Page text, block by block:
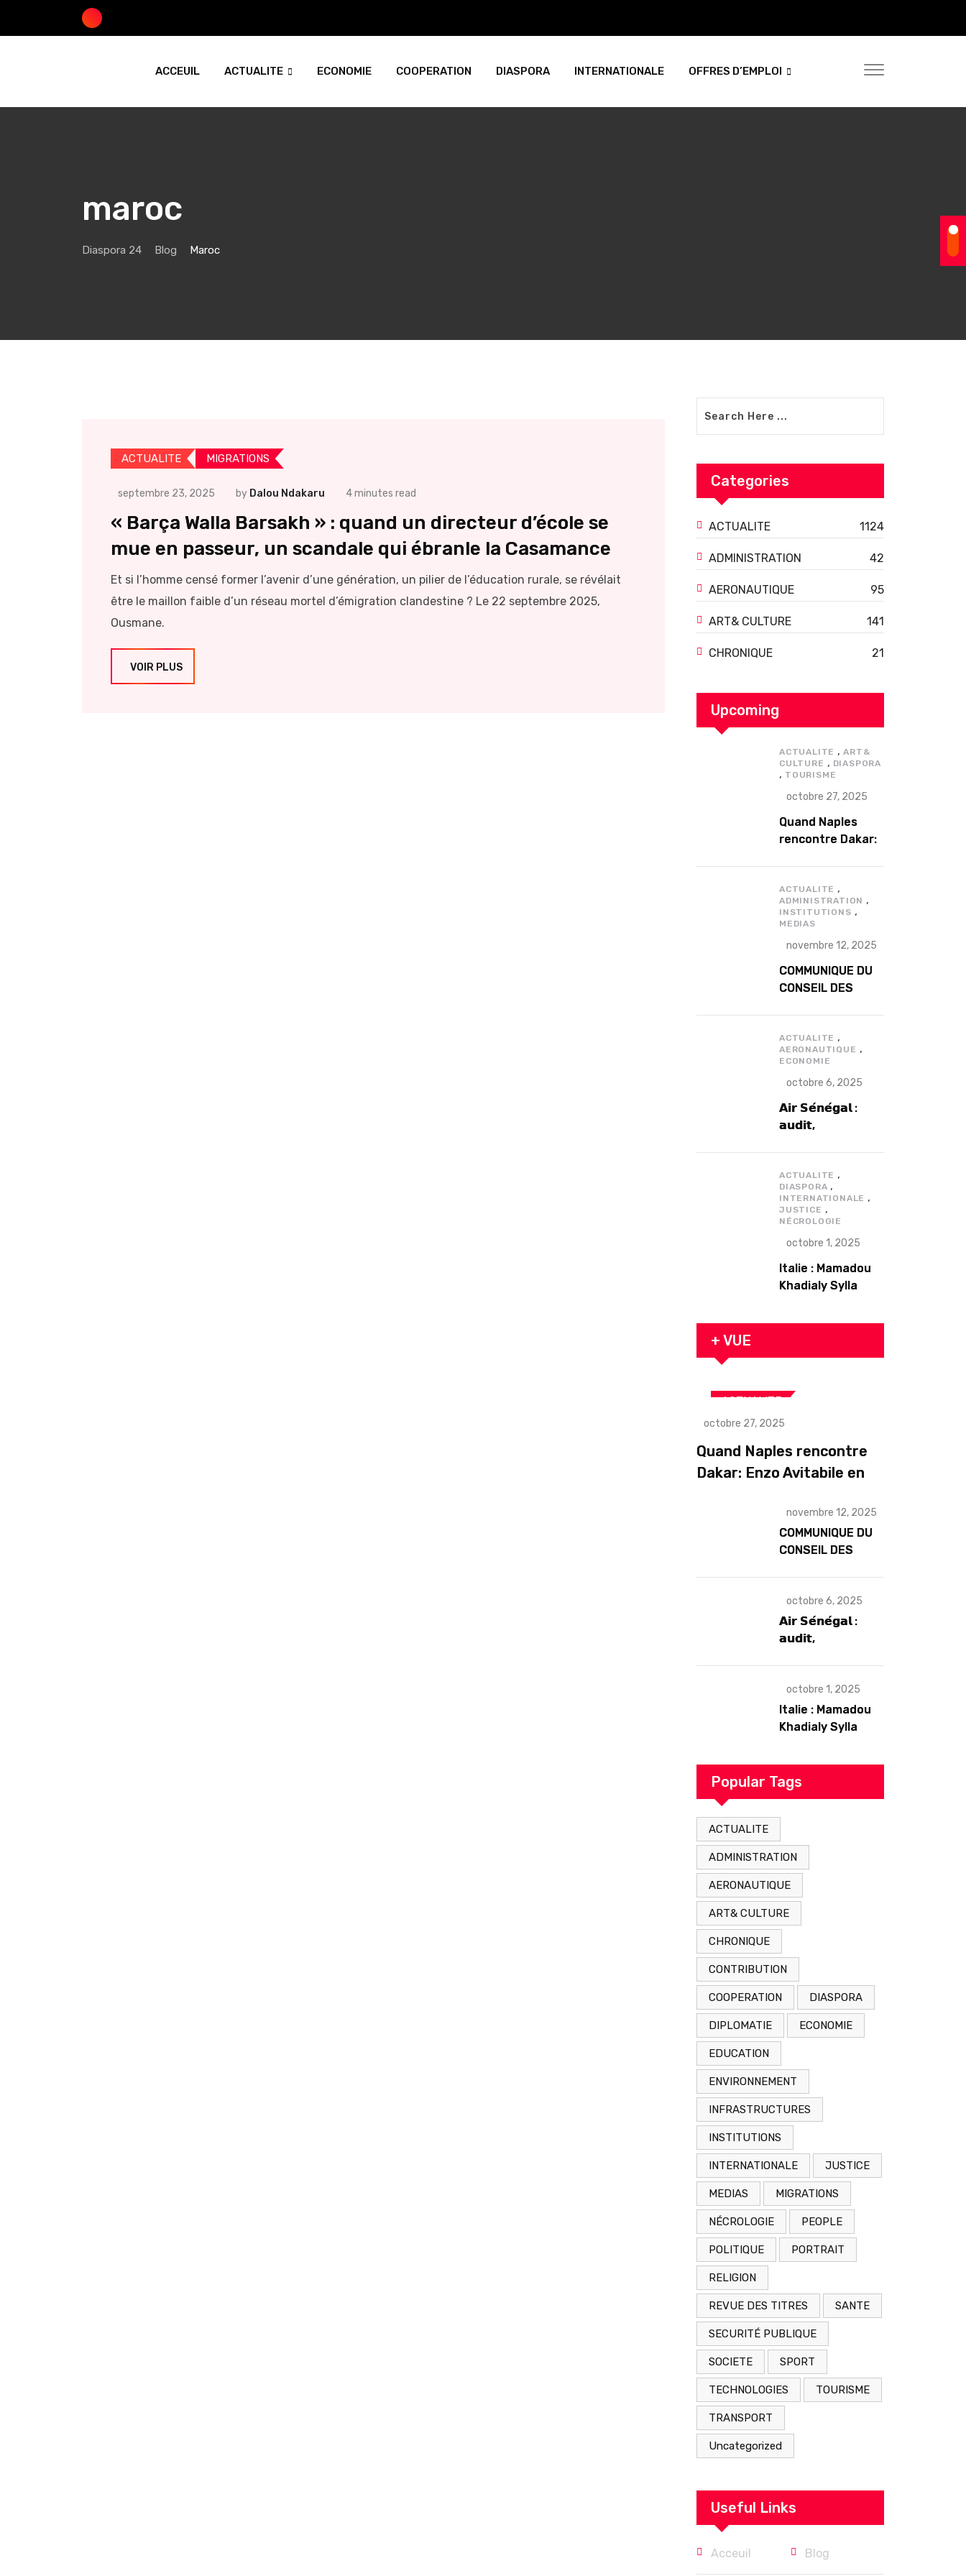
ACCEUIL ACTUALITE ECONOMIE COOPERATION DIASPORA INTERNATIONALE OFFRES D’EMPLOI
maroc
Diaspora 24 Blog Maroc
ACTUALITE MIGRATIONS
septembre 23, 2025 by Dalou Ndakaru 4 minutes read
« Barça Walla Barsakh » : quand un directeur d’école se
mue en passeur, un scandale qui ébranle la Casamance
Et si l’homme censé former l’avenir d’une génération, un pilier de l’éducation rurale, se révélait
être le maillon faible d’un réseau mortel d’émigration clandestine ? Le 22 septembre 2025,
Ousmane.
VOIR PLUS
Categories
ACTUALITE 1124
ADMINISTRATION 42
AERONAUTIQUE 95
ART& CULTURE 141
CHRONIQUE 21
Upcoming
ACTUALITE ,ART&
CULTURE , DIASPORA
, TOURISME
octobre 27, 2025
Quand Naples
rencontre Dakar:
exceptionnel à
Douta Seck
ACTUALITE ,
ADMINISTRATION ,
INSTITUTIONS ,
MEDIAS
novembre 12, 2025
COMMUNIQUE DU
CONSEIL DES
NOVEMBRE 2025
ACTUALITE ,
AERONAUTIQUE ,
ECONOMIE
octobre 6, 2025
𝗔𝗶𝗿 𝗦𝗲́𝗻𝗲́𝗴𝗮𝗹 :
𝗮𝘂𝗱𝗶𝘁,
𝘀𝘁𝗿𝘂𝗰𝘁𝘂𝗿𝗲𝗹𝘀
𝗮𝗽𝗿𝗲̀𝘀 7 𝗮𝗻𝘀
𝗱’𝗲𝘅𝗶𝘀𝘁𝗲𝗻𝗰𝗲
ACTUALITE ,
DIASPORA ,
INTERNATIONALE ,
JUSTICE ,
NÉCROLOGIE
octobre 1, 2025
Italie : Mamadou
Khadialy Sylla
Tambacounda,
prison 24 heures
arrestation
+ VUE
ACTUALITE
ART& CULTURE
DIASPORA TOURISME
octobre 27, 2025
Quand Naples rencontre
Dakar: Enzo Avitabile en
novembre 12, 2025
COMMUNIQUE DU
CONSEIL DES
NOVEMBRE 2025
octobre 6, 2025
𝗔𝗶𝗿 𝗦𝗲́𝗻𝗲́𝗴𝗮𝗹 :
𝗮𝘂𝗱𝗶𝘁,
𝘀𝘁𝗿𝘂𝗰𝘁𝘂𝗿𝗲𝗹𝘀
𝗮𝗽𝗿𝗲̀𝘀 7 𝗮𝗻𝘀
𝗱’𝗲𝘅𝗶𝘀𝘁𝗲𝗻𝗰𝗲
octobre 1, 2025
Italie : Mamadou
Khadialy Sylla
Tambacounda,
est décédé en
prison 24 heures
Popular Tags
ACTUALITE
ADMINISTRATION
AERONAUTIQUE
ART& CULTURE
CHRONIQUE
CONTRIBUTION
COOPERATION DIASPORA
DIPLOMATIE ECONOMIE
EDUCATION
ENVIRONNEMENT
INFRASTRUCTURES
INSTITUTIONS
INTERNATIONALE JUSTICE
MEDIAS MIGRATIONS
NÉCROLOGIE PEOPLE
POLITIQUE PORTRAIT
RELIGION
REVUE DES TITRES SANTE
SECURITÉ PUBLIQUE
SOCIETE SPORT
TECHNOLOGIES TOURISME
TRANSPORT
Uncategorized
Useful Links
Acceuil Blog